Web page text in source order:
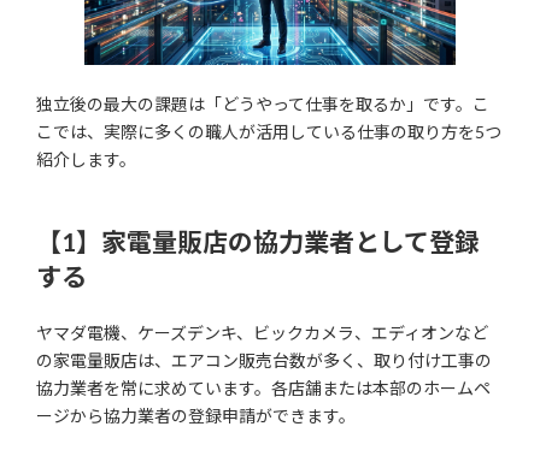
独立後の最大の課題は「どうやって仕事を取るか」です。こ
こでは、実際に多くの職人が活用している仕事の取り方を5つ
紹介します。
【1】家電量販店の協力業者として登録
する
ヤマダ電機、ケーズデンキ、ビックカメラ、エディオンなど
の家電量販店は、エアコン販売台数が多く、取り付け工事の
協力業者を常に求めています。各店舗または本部のホームペ
ージから協力業者の登録申請ができます。